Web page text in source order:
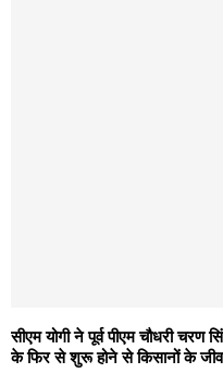
सीएम योगी ने पूर्व पीएम चौधरी चरण
के फिर से शुरू होने से किसानों के